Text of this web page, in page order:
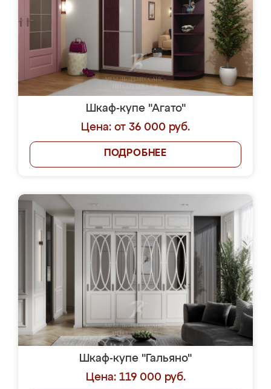
Шкаф-купе "Агато"
Цена: от 36 000 руб.
ПОДРОБНЕЕ
Шкаф-купе "Гальяно"
Цена: 119 000 руб.